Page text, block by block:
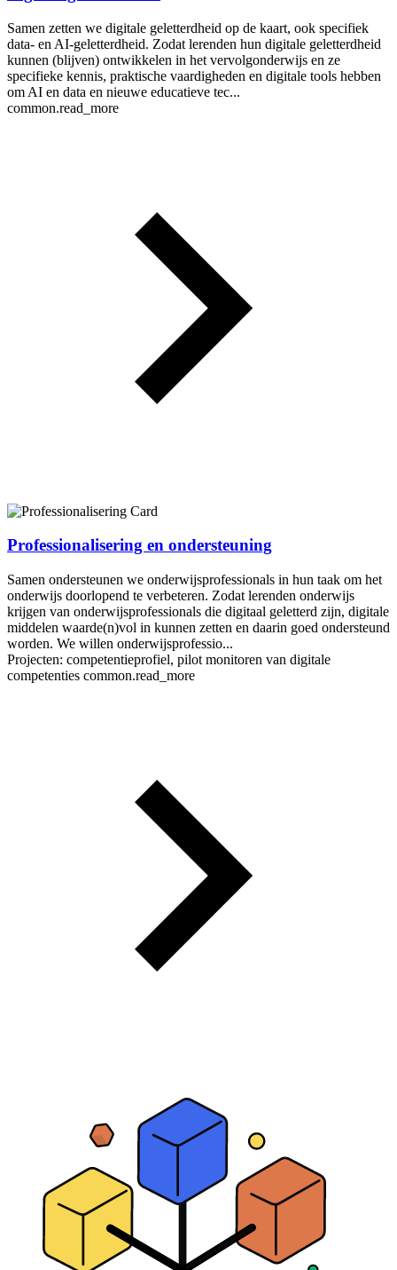
Samen zetten we digitale geletterdheid op de kaart, ook specifiek
data- en AI-geletterdheid. Zodat lerenden hun digitale geletterdheid
kunnen (blijven) ontwikkelen in het vervolgonderwijs en ze
specifieke kennis, praktische vaardigheden en digitale tools hebben
om AI en data en nieuwe educatieve tec...
common.read_more
Professionalisering en ondersteuning
Samen ondersteunen we onderwijsprofessionals in hun taak om het
onderwijs doorlopend te verbeteren. Zodat lerenden onderwijs
krijgen van onderwijsprofessionals die digitaal geletterd zijn, digitale
middelen waarde(n)vol in kunnen zetten en daarin goed ondersteund
worden. We willen onderwijsprofessio...
Projecten: competentieprofiel, pilot monitoren van digitale
competenties common.read_more